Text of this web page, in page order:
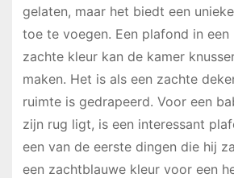
gelaten, maar het biedt een
toe te voegen. Een plafond in een
zachte kleur kan de kamer
maken. Het is als een zachte
ruimte is gedrapeerd. Voor een
zijn rug ligt, is een interessant
een van de eerste dingen die hij
een zachtblauwe kleur voor een